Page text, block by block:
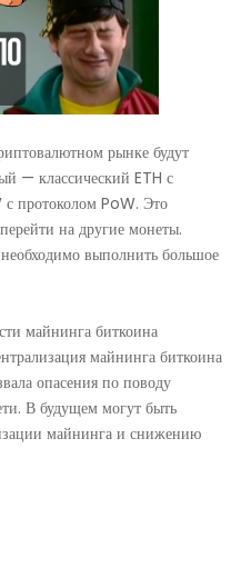
рынке будут
— классический ETH с
протоколом PoW. Это
на другие монеты.
выполнить большое
майнинга биткоина
майнинга биткоина
опасения по поводу
В будущем могут быть
майнинга и снижению